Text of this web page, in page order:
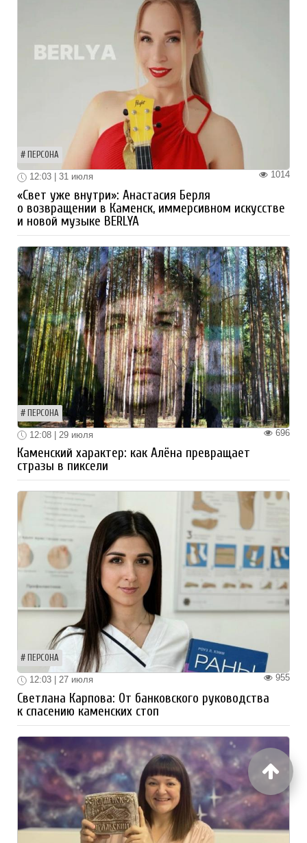
ПЕРСОНА
1014
12:03 | 31 июля
«Свет уже внутри»: Анастасия Берля
о возвращении в Каменск, иммерсивном искусстве
и новой музыке BERLYA
ПЕРСОНА
696
12:08 | 29 июля
Каменский характер: как Алёна превращает
стразы в пиксели
ПЕРСОНА
955
12:03 | 27 июля
Светлана Карпова: От банковского руководства
к спасению каменских стоп